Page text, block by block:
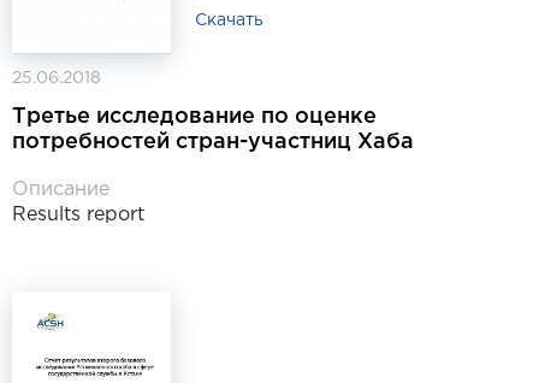
Скачать
25.06.2018
Третье исследование по оценке
потребностей стран-участниц Хаба
Описание
Results report